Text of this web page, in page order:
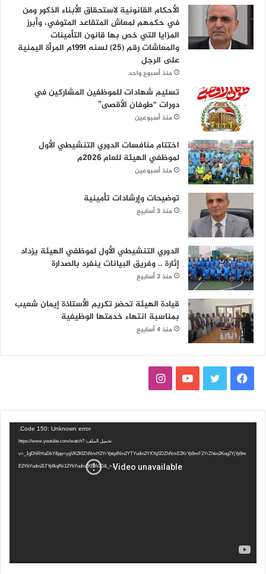
الأحكام القانونية لاستحقاق الأبناء الذكور ومن
في حكمهم لمعاش المتقاعد المتوفي، وأبرز
المزايا التي خص بها قانون التأمينات
والمعاشات رقم (25) لسنه 1991م المرأة اليمنية
على الرجل
منذ أسبوع واحد
تسليم شهادات للموظفين المشاركين في
دورات “طوفان الأقصى”
منذ أسبوعين
اختتام منافسات الدوري التنشيطي الأول
لموظفي الهيئة للعام 2026م
منذ أسبوعين
توضيحات وإرشادات تأمينية
منذ 3 أسابيع
الدوري التنشيطي الأول لموظفي الهيئة يزداد
إثارة .. وفريق البيانات ينفرد بالصدارة
منذ 3 أسابيع
قيادة الهيئة تحضر تكريم الأستاذة إيمان شعيب
بمناسبة انتهاء خدمتها الوظيفية
منذ 4 أسابيع
س
ب
ي
ت
ت
ي
و
س
ت
ق
Code 150: Unknown error.
تحميل الملف: https://www.youtube.com/watch?
v=_1gDhRHaDkY&pp=ygVK2KfZhNmH2YrYptipINin2YTYudin2YXYqSDZhNmE2KrYp9mF2YrZhtin2Kog2YjYp9m
E2YbYudin2LTYp9iqINi12YbYudin2KE%3D&_=1